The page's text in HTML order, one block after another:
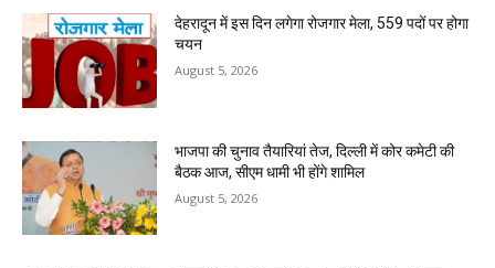
देहरादून में इस दिन लगेगा रोजगार मेला, 559 पदों पर होगा
चयन
August 5, 2026
भाजपा की चुनाव तैयारियां तेज, दिल्ली में कोर कमेटी की
बैठक आज, सीएम धामी भी होंगे शामिल
August 5, 2026